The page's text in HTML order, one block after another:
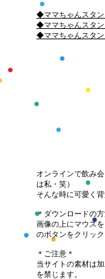
◆ママちゃんスタン
◆ママちゃんスタン
◆ママちゃんスタン
オンラインで飲み
は私・笑）
そんな時に可愛く
＊ダウンロードの方
画像の上にマウス
のボタンをクリッ
＊ご注意＊
当サイトの素材は
を禁じます。